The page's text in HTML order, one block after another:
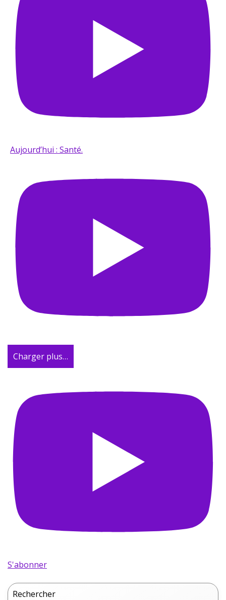
Aujourd’hui : Santé.
Charger plus…
S'abonner
Rechercher